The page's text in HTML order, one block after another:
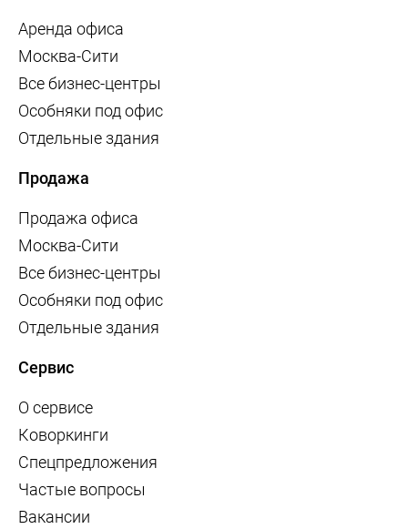
Аренда офиса
Москва-Сити
Все бизнес-центры
Особняки под офис
Отдельные здания
Продажа
Продажа офиса
Москва-Сити
Все бизнес-центры
Особняки под офис
Отдельные здания
Сервис
О сервисе
Коворкинги
Спецпредложения
Частые вопросы
Вакансии